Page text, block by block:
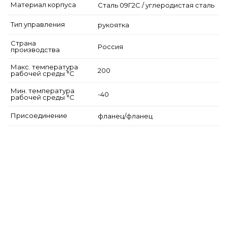
Материал корпуса Сталь 09Г2С / углеродистая сталь
Тип управления рукоятка
Страна
производства
Россия
Макс. температура
рабочей среды °С
200
Мин. температура
рабочей среды °С
-40
Присоединение фланец/фланец